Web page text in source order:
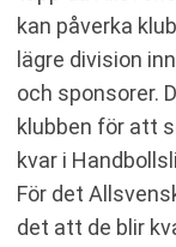
kan påverka
lägre division
och sponsorer.
klubben för att
kvar i
För det
det att de blir